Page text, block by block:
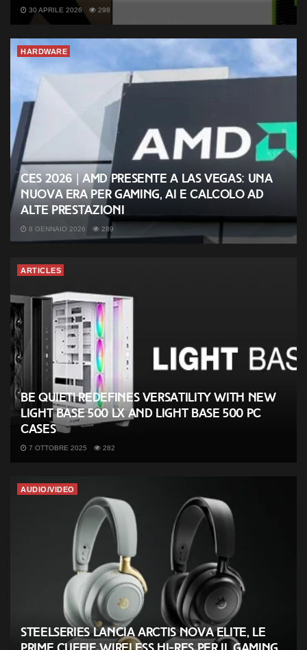
30 APRILE 2026 298
HARDWARE
CES 2026 | AMD presente a Las Vegas: una
nuova era per gaming, AI e calcolo ad
alte prestazioni
8 GENNAIO 2026 289
ARTICLES
be quiet! redefines versatility with new
Light Base 500 LX and Light Base 500 PC
cases
7 OTTOBRE 2025 282
AUDIO/VIDEO
SteelSeries lancia Arctis Nova Elite, le